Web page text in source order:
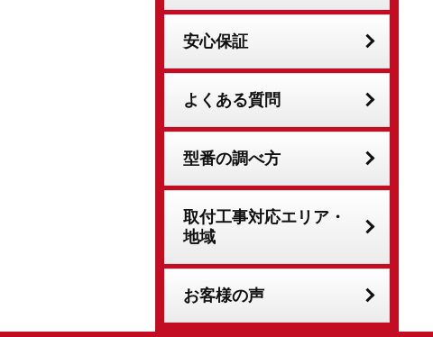
安心保証
よくある質問
型番の調べ方
取付工事対応エリア・
地域
お客様の声